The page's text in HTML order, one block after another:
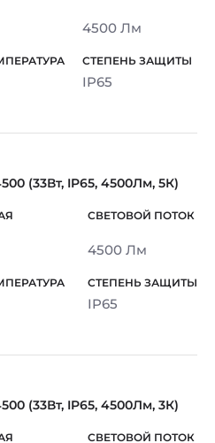
4500 Лм
IP65
(33Вт, IP65, 4500Лм, 5К)
4500 Лм
IP65
(33Вт, IP65, 4500Лм, 3К)